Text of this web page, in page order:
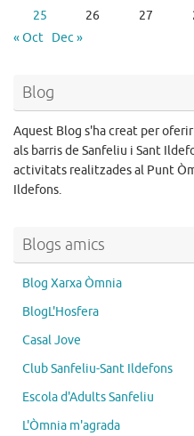
25
26 27
« Oct Dec »
Blog
Aquest Blog s'ha creat per
als barris de Sanfeliu i Sant
activitats realitzades al Punt
Ildefons.
Blogs amics
Blog Xarxa Òmnia
BlogL'Hosfera
Casal Jove
Club Sanfeliu-Sant Ildefons
Escola d'Adults Sanfeliu
L'Òmnia m'agrada